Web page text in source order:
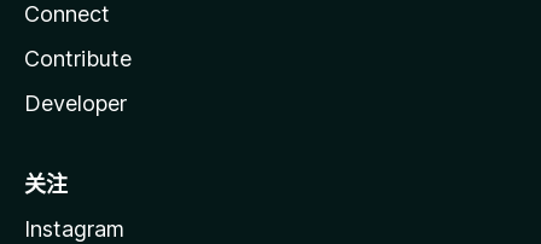
Connect
Contribute
Developer
关注
Instagram